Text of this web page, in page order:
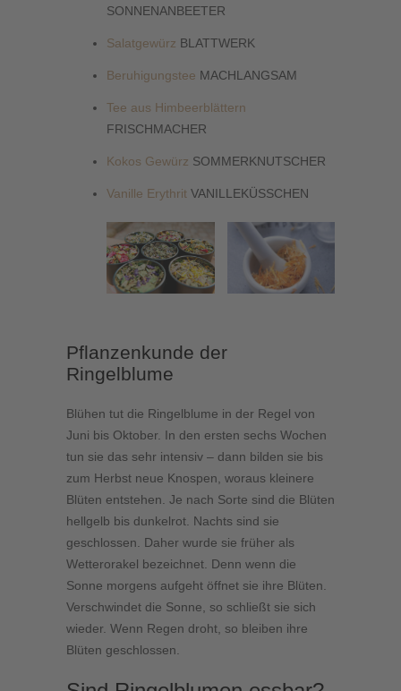
SONNENANBEETER
Salatgewürz BLATTWERK
Beruhigungstee MACHLANGSAM
Tee aus Himbeerblättern
FRISCHMACHER
Kokos Gewürz SOMMERKNUTSCHER
Vanille Erythrit VANILLEKÜSSCHEN
Pflanzenkunde der
Ringelblume
Blühen tut die Ringelblume in der Regel von
Juni bis Oktober. In den ersten sechs Wochen
tun sie das sehr intensiv – dann bilden sie bis
zum Herbst neue Knospen, woraus kleinere
Blüten entstehen. Je nach Sorte sind die Blüten
hellgelb bis dunkelrot. Nachts sind sie
geschlossen. Daher wurde sie früher als
Wetterorakel bezeichnet. Denn wenn die
Sonne morgens aufgeht öffnet sie ihre Blüten.
Verschwindet die Sonne, so schließt sie sich
wieder. Wenn Regen droht, so bleiben ihre
Blüten geschlossen.